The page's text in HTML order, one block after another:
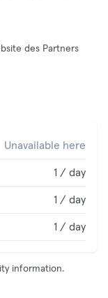
des Partners
Unavailable here
1 / day
1 / day
1 / day
information.